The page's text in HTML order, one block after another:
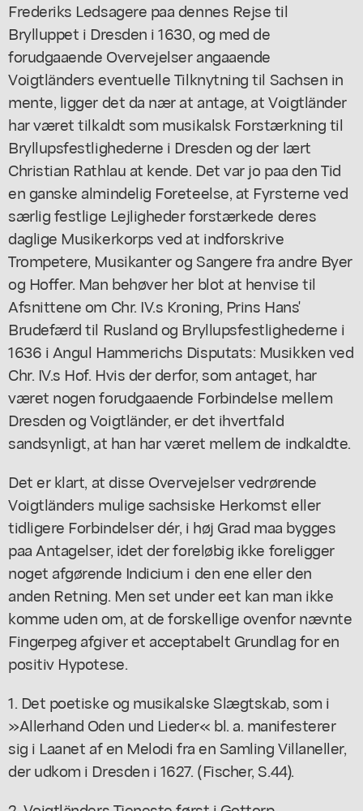
Frederiks Ledsagere paa dennes Rejse til
Brylluppet i Dresden i 1630, og med de
forudgaaende Overvejelser angaaende
Voigtländers eventuelle Tilknytning til Sachsen in
mente, ligger det da nær at antage, at Voigtländer
har været tilkaldt som musikalsk Forstærkning til
Bryllupsfestlighederne i Dresden og der lært
Christian Rathlau at kende. Det var jo paa den Tid
en ganske almindelig Foreteelse, at Fyrsterne ved
særlig festlige Lejligheder forstærkede deres
daglige Musikerkorps ved at indforskrive
Trompetere, Musikanter og Sangere fra andre Byer
og Hoffer. Man behøver her blot at henvise til
Afsnittene om Chr. IV.s Kroning, Prins Hans'
Brudefærd til Rusland og Bryllupsfestlighederne i
1636 i Angul Hammerichs Disputats: Musikken ved
Chr. IV.s Hof. Hvis der derfor, som antaget, har
været nogen forudgaaende Forbindelse mellem
Dresden og Voigtländer, er det ihvertfald
sandsynligt, at han har været mellem de indkaldte.
Det er klart, at disse Overvejelser vedrørende
Voigtländers mulige sachsiske Herkomst eller
tidligere Forbindelser dér, i høj Grad maa bygges
paa Antagelser, idet der foreløbig ikke foreligger
noget afgørende Indicium i den ene eller den
anden Retning. Men set under eet kan man ikke
komme uden om, at de forskellige ovenfor nævnte
Fingerpeg afgiver et acceptabelt Grundlag for en
positiv Hypotese.
1. Det poetiske og musikalske Slægtskab, som i
»Allerhand Oden und Lieder« bl. a. manifesterer
sig i Laanet af en Melodi fra en Samling Villaneller,
der udkom i Dresden i 1627. (Fischer, S.44).